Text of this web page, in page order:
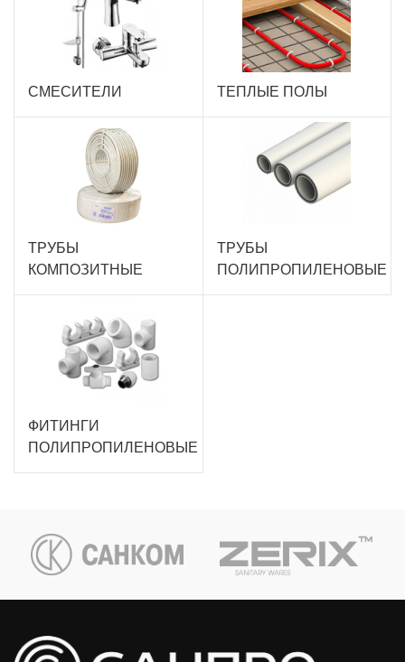
СМЕСИТЕЛИ ТЕПЛЫЕ ПОЛЫ
ТРУБЫ
КОМПОЗИТНЫЕ
ТРУБЫ
ПОЛИПРОПИЛЕНОВЫЕ
ФИТИНГИ
ПОЛИПРОПИЛЕНОВЫЕ